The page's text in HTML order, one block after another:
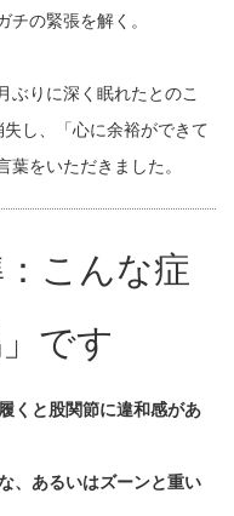
の緊張を解く。
ぶりに深く眠れたとのこ
し、「心に余裕ができて
をいただきました。
こんな症
です
くと股関節に違和感があ
、あるいはズーンと重い